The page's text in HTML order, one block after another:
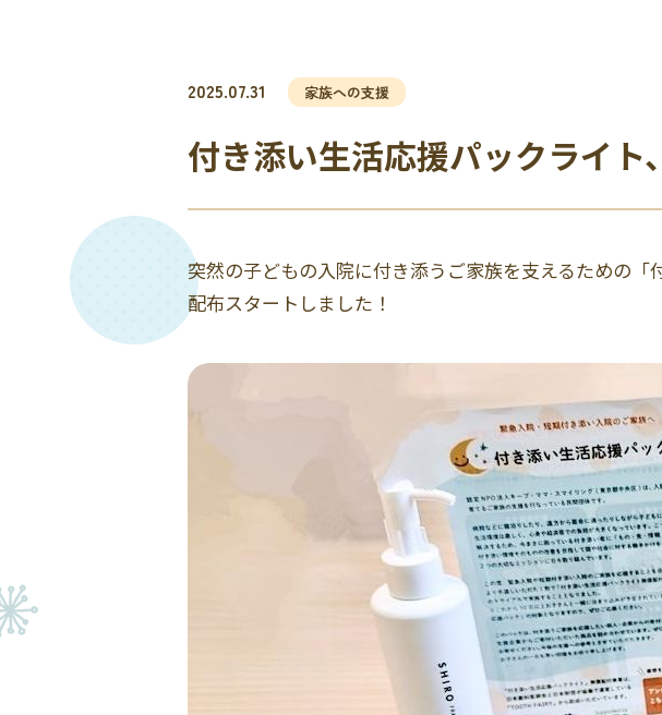
2025.07.31 家族への支援
付き添い生活応援パックライト
突然の子どもの入院に付き添うご家族を支えるための
配布スタートしました！